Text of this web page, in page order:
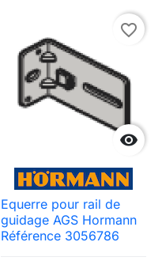

favorite_border
Equerre pour rail de
guidage AGS Hormann
Référence 3056786